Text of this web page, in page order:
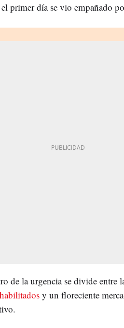
primer día se vio empañado
de la urgencia se divide entre
y un floreciente